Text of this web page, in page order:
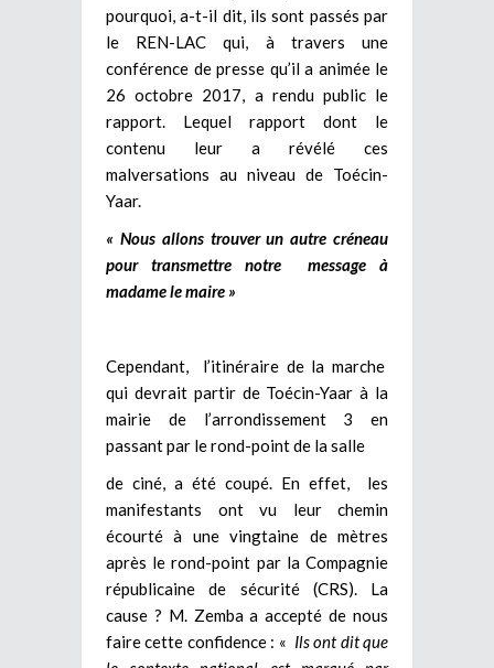
pourquoi, a-t-il dit, ils sont passés par
le REN-LAC qui, à travers une
conférence de presse qu’il a animée le
26 octobre 2017, a rendu public le
rapport. Lequel rapport dont le
contenu leur a révélé ces
malversations au niveau de Toécin-
Yaar.
« Nous allons trouver un autre créneau
pour transmettre notre message à
madame le maire »
Cependant, l’itinéraire de la marche
qui devrait partir de Toécin-Yaar à la
mairie de l’arrondissement 3 en
passant par le rond-point de la salle
de ciné, a été coupé. En effet, les
manifestants ont vu leur chemin
écourté à une vingtaine de mètres
après le rond-point par la Compagnie
républicaine de sécurité (CRS). La
cause ? M. Zemba a accepté de nous
faire cette confidence : « Ils ont dit que